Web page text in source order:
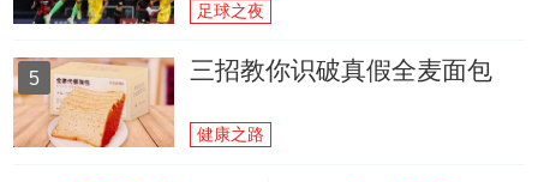
足球之夜
5 三招教你识破真假全麦面包
健康之路